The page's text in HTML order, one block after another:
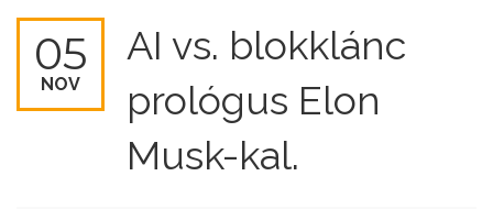
05
NOV
AI vs. blokklánc
prológus Elon
Musk-kal.